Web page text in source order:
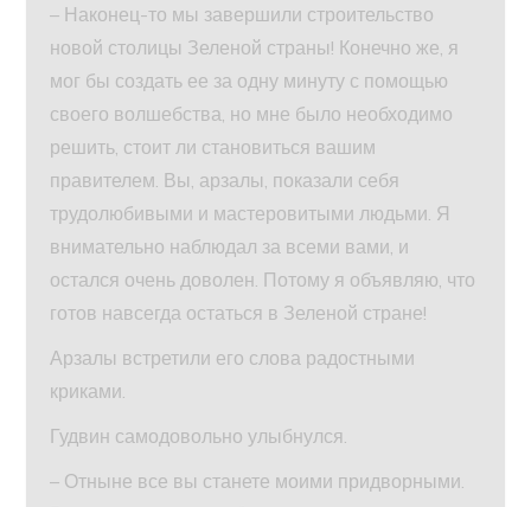
– Наконец-то мы завершили строительство
новой столицы Зеленой страны! Конечно же, я
мог бы создать ее за одну минуту с помощью
своего волшебства, но мне было необходимо
решить, стоит ли становиться вашим
правителем. Вы, арзалы, показали себя
трудолюбивыми и мастеровитыми людьми. Я
внимательно наблюдал за всеми вами, и
остался очень доволен. Потому я объявляю, что
готов навсегда остаться в Зеленой стране!
Арзалы встретили его слова радостными
криками.
Гудвин самодовольно улыбнулся.
– Отныне все вы станете моими придворными.